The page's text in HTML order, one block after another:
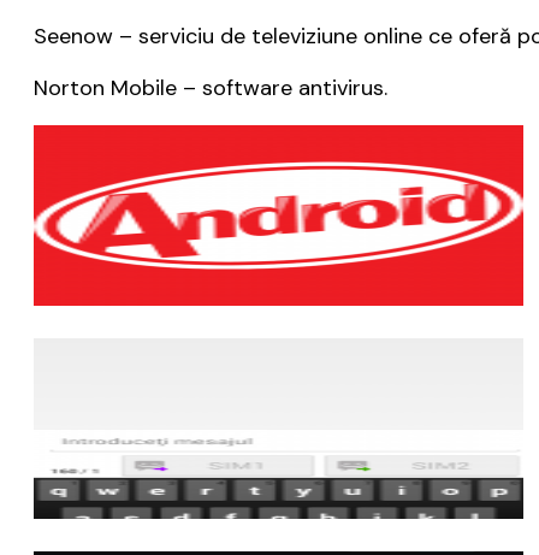
Seenow – serviciu de televiziune online ce oferă
Norton Mobile – software antivirus.